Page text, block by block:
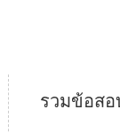
รวมข้อส